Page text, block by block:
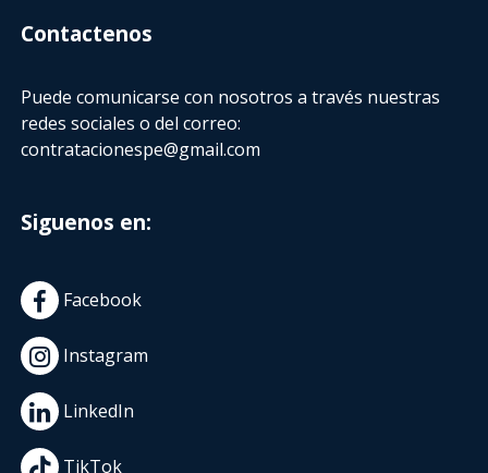
Contactenos
Puede comunicarse con nosotros a través nuestras
redes sociales o del correo:
contratacionespe@gmail.com
Siguenos en:
Facebook
Instagram
LinkedIn
TikTok